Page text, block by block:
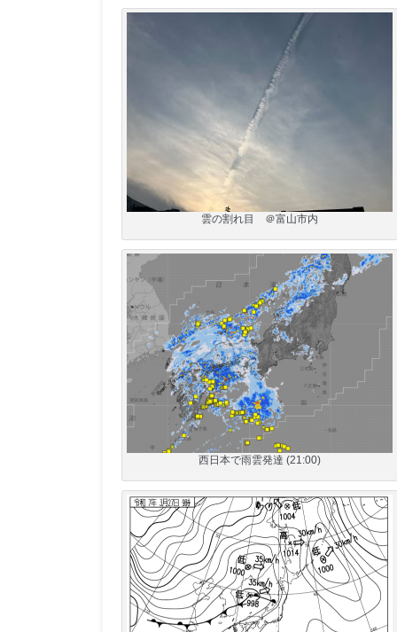
雲の割れ目 ＠富山市内
西日本で雨雲発達 (21:00)